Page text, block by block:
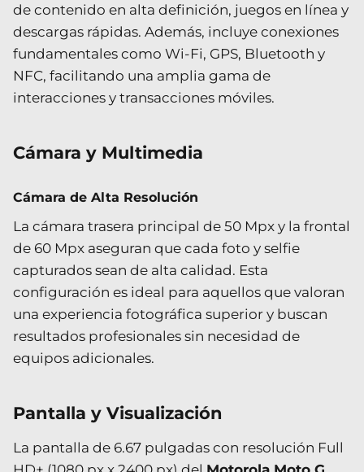
de contenido en alta definición, juegos en línea y
descargas rápidas. Además, incluye conexiones
fundamentales como Wi-Fi, GPS, Bluetooth y
NFC, facilitando una amplia gama de
interacciones y transacciones móviles.
Cámara y Multimedia
Cámara de Alta Resolución
La cámara trasera principal de 50 Mpx y la frontal
de 60 Mpx aseguran que cada foto y selfie
capturados sean de alta calidad. Esta
configuración es ideal para aquellos que valoran
una experiencia fotográfica superior y buscan
resultados profesionales sin necesidad de
equipos adicionales.
Pantalla y Visualización
La pantalla de 6.67 pulgadas con resolución Full